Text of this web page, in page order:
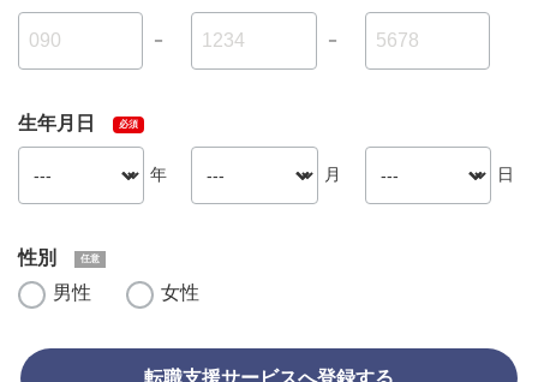
－ －
生年月日
年 月 日
性別
男性
女性
転職支援サービスへ登録する